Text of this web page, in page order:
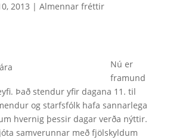
2013 | Almennar fréttir
Nú er
framund
Það stendur yfir dagana 11. til
og starfsfólk hafa sannarlega
hvernig þessir dagar verða nýttir.
samverunnar með fjölskyldum